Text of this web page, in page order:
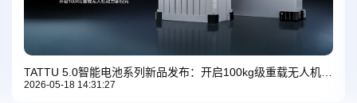
2026-05-18 14:31:27